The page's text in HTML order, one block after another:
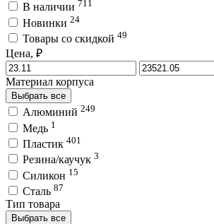
В наличии 711
Новинки 24
Товары со скидкой 49
Цена, ₽
Материал корпуса
Выбрать все
Алюминий 249
Медь 1
Пластик 401
Резина/каучук 3
Силикон 15
Сталь 87
Тип товара
Выбрать все